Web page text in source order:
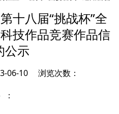
十八届“挑战杯”全
技作品竞赛作品信
公示
06-10 浏览次数：